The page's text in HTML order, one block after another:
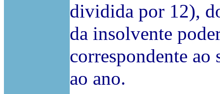
dividida por 12),
da insolvente
correspondente
ao ano.